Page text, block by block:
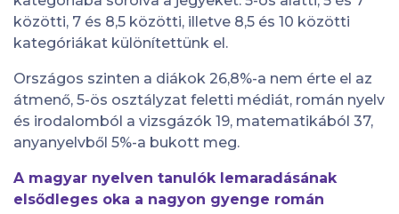
közötti, 7 és 8,5 közötti, illetve 8,5 és 10 közötti
kategóriákat különítettünk el.
Országos szinten a diákok 26,8%-a nem érte el az
átmenő, 5-ös osztályzat feletti médiát, román nyelv
és irodalomból a vizsgázók 19, matematikából 37,
anyanyelvből 5%-a bukott meg.
A magyar nyelven tanulók lemaradásának
elsődleges oka a nagyon gyenge román